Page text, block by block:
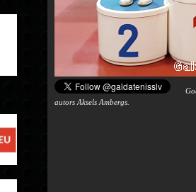
autors Aksels Ambergs.